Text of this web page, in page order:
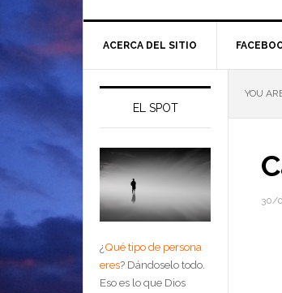
ACERCA DEL SITIO
YOU
30/
EL SPOT
¿Qué tipo de persona
eres? Dándoselo todo.
Eso es lo que Dios